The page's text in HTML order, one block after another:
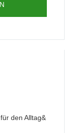
den Alltag&